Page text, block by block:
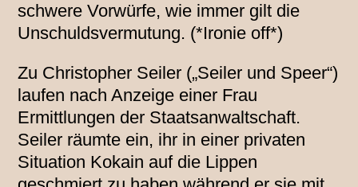
schwere Vorwürfe, wie immer gilt die
Unschuldsvermutung. (*Ironie off*)
Zu Christopher Seiler („Seiler und Speer“)
laufen nach Anzeige einer Frau
Ermittlungen der Staatsanwaltschaft.
Seiler räumte ein, ihr in einer privaten
Situation Kokain auf die Lippen